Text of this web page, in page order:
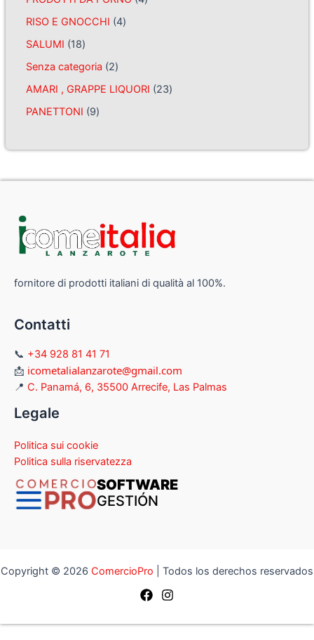
RISO E GNOCCHI 4
SALUMI
18
Senza categoria
2
AMARI , GRAPPE LIQUORI
23
PANETTONI
9
fornitore di prodotti italiani di qualità al 100%.
Contatti
📞 +34 928 81 41 71
📩 icometalialanzarote@gmail.com
📍 C. Panamá, 6, 35500 Arrecife, Las Palmas
Legale
Politica sui cookie
Politica sulla riservatezza
SOFTWARE
GESTIÓN
Copyright © 2026 ComercioPro | Todos los derechos reservados